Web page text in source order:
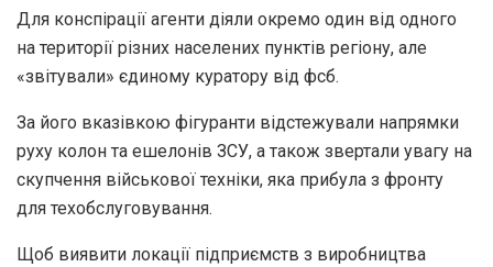
Для конспірації агенти діяли окремо один від одного
на території різних населених пунктів регіону, але
«звітували» єдиному куратору від фсб.
За його вказівкою фігуранти відстежували напрямки
руху колон та ешелонів ЗСУ, а також звертали увагу на
скупчення військової техніки, яка прибула з фронту
для техобслуговування.
Щоб виявити локації підприємств з виробництва